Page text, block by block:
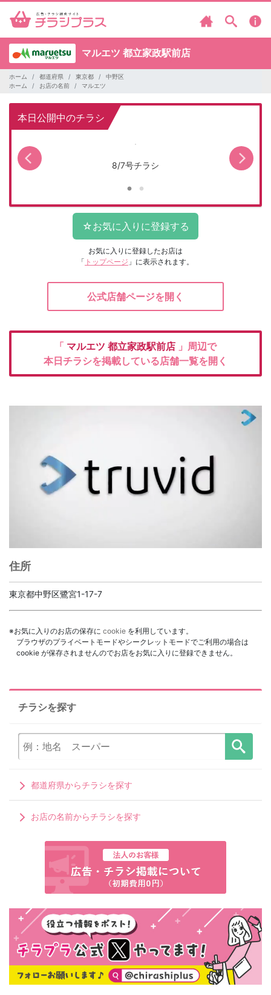
マルエツ 都立家政駅前店
ホーム 都道府県 東京都
中野区
ホーム
お店の名前 マルエツ
本日公開中のチラシ
8/7号チラシ
お気に入りに登録したお店は
「 トップページ 」に表示されます。
公式店舗ページを開く
「 マルエツ 都立家政駅前店 」周辺で
本日チラシを掲載している店舗一覧を開く
住所
東京都中野区鷺宮1-17-7
※お気に入りのお店の保存に cookie を利用しています。
ブラウザのプライベートモードやシークレットモードでご利用の場合は
cookie が保存されませんのでお店をお気に入りに登録できません。
チラシを探す
都道府県からチラシを探す
お店の名前からチラシを探す